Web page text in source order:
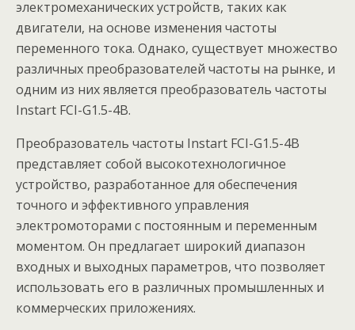
электромеханических устройств, таких как
двигатели, на основе изменения частоты
переменного тока. Однако, существует множество
различных преобразователей частоты на рынке, и
одним из них является преобразователь частоты
Instart FCI-G1.5-4B.
Преобразователь частоты Instart FCI-G1.5-4B
представляет собой высокотехнологичное
устройство, разработанное для обеспечения
точного и эффективного управления
электромоторами с постоянным и переменным
моментом. Он предлагает широкий диапазон
входных и выходных параметров, что позволяет
использовать его в различных промышленных и
коммерческих приложениях.